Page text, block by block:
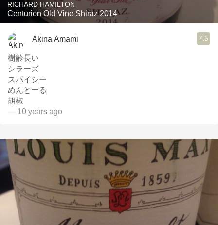
RICHARD HAMILTON
Centurion Old Vine Shiraz 2014
Akina Amami 7.5
樹齢長い
シラーズ
スパイシー
めんとーる
胡椒
— 10 years ago